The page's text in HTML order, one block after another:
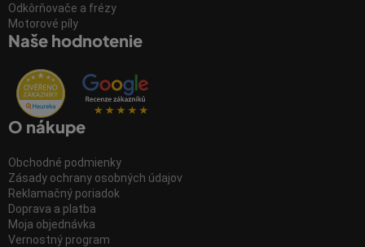
Odkôrňovače a frézy
Motorové píly
Naše hodnotenie
O nákupe
Obchodné podmienky
Zásady ochrany osobných údajov
Reklamačný poriadok
Doprava a platba
Moja objednávka
Vernostný program